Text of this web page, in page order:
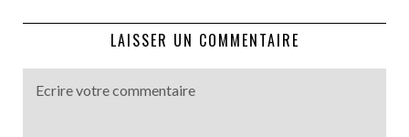
LAISSER UN COMMENTAIRE